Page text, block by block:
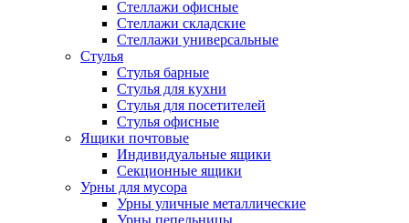
Стеллажи офисные
Стеллажи складские
Стеллажи универсальные
Стулья
Стулья барные
Стулья для кухни
Стулья для посетителей
Стулья офисные
Ящики почтовые
Индивидуальные ящики
Секционные ящики
Урны для мусора
Урны уличные металлические
Урны пепельницы